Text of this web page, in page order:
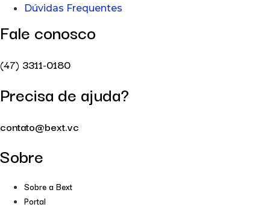
Dúvidas Frequentes
Fale conosco
(47) 3311-0180
Precisa de ajuda?
contato@bext.vc
Sobre
Sobre a Bext
Portal